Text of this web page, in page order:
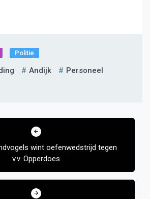
Politie
Andijk
Personeel
wint oefenwedstrijd tegen
v.v. Opperdoes